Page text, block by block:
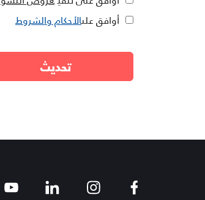
أوافق علىالأحكام والشروط